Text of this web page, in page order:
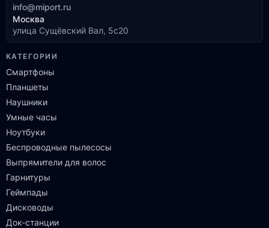
info@miport.ru
Москва
улица Сущёвский Вал, 5с20
КАТЕГОРИИ
Смартфоны
Планшеты
Наушники
Умные часы
Ноутбуки
Беспроводные пылесосы
Выпрямители для волос
Гарнитуры
Геймпады
Дисководы
Док-станции